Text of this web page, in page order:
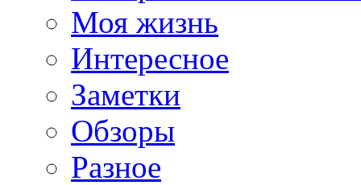
Моя жизнь
Интересное
Заметки
Обзоры
Разное